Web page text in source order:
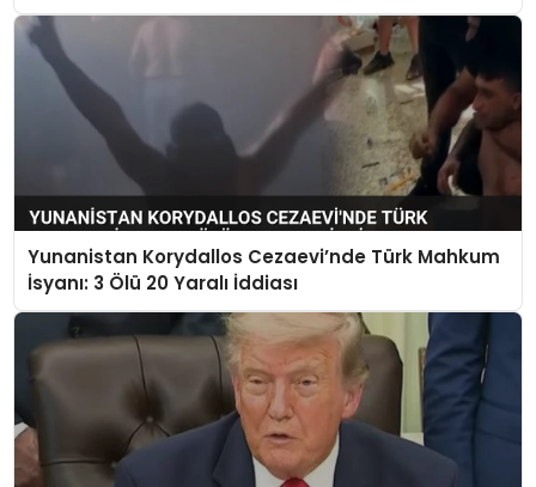
Kurulamadı
Yunanistan Korydallos Cezaevi’nde Türk Mahkum
İsyanı: 3 Ölü 20 Yaralı İddiası